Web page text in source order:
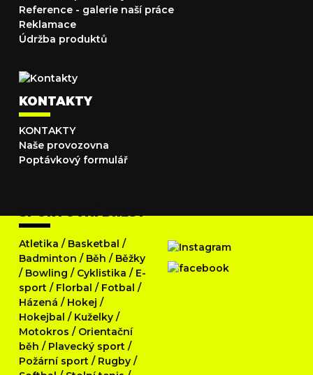
Reference - galerie naší práce
Reklamace
Údržba produktů
KONTAKTY
KONTAKTY
Naše provozovna
Poptávkový formulář
SPORTOVNÍ DRESY
Atletika / Basketbal /
Badminton / Běh / Běžky
/ Bowling / Cyklistika / E-
sport / Florbal / Fotbal /
Házená / Hokej /
Hokejbal / Kuželky /
Motokros / Orientační
běh / Plavecký sport /
Požární sport / Rugby /